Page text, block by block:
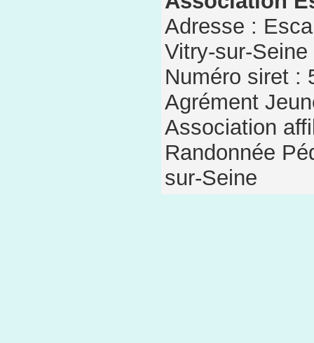
Adresse :
Vitry-sur-Seine
Numéro siret :
Agrément
Association
Randonnée
sur-Seine